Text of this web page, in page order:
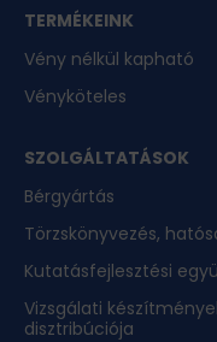
TERMÉKEINK
Vény nélkül kapható
Vényköteles
SZOLGÁLTATÁSOK
Bérgyártás
Törzskönyvezés,
Kutatásfejlesztési
Vizsgálati
disztribúciója